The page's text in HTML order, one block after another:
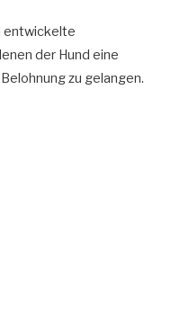
entwickelte
der Hund eine
zu gelangen.